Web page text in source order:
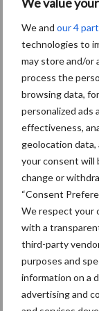
We and our 4
technologies to
may store and/or
process the
browsing data,
personalized ads
effectiveness,
geolocation
your consent will
change or
“Consent
We respect your
with a
third-party
purposes and
information on a
advertising and
septante. Le maïs
financier, était
ce du
répartition
10 janvier 2025
alternative pour